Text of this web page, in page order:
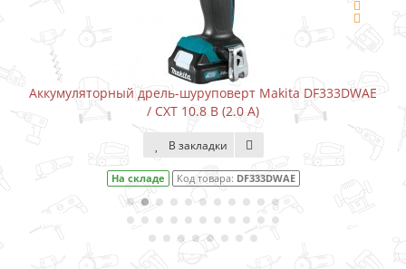
Аккумуляторный дрель-шуруповерт Makita DF333DWAE
/ CXT 10.8 В (2.0 А)
В закладки
На складе Код товара: DF333DWAE